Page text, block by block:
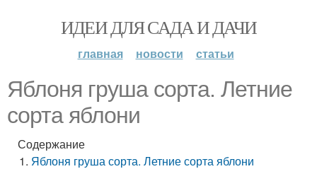
ИДЕИ ДЛЯ САДА И ДАЧИ
главная новости статьи
Яблоня груша сорта. Летние
сорта яблони
Содержание
Яблоня груша сорта. Летние сорта яблони